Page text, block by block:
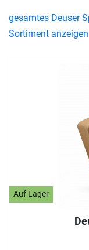
Auf Lager
gesamtes Deuser
Sortiment anzeigen